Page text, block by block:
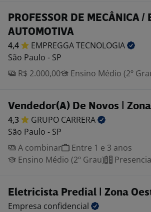
PROFESSOR DE MECÂNICA /
AUTOMOTIVA
4,4 EMPREGGATECNOLOGIA
São Paulo - SP
R$ 2.000,00
Ensino Médio (2º
Vendedor(A) De Novos |
4,3 GRUPO CARRERA
São Paulo - SP
A combinar
Entre 1 e 3 anos
Ensino Médio (2º Grau)
Eletricista Predial | Zona
Empresa confidencial